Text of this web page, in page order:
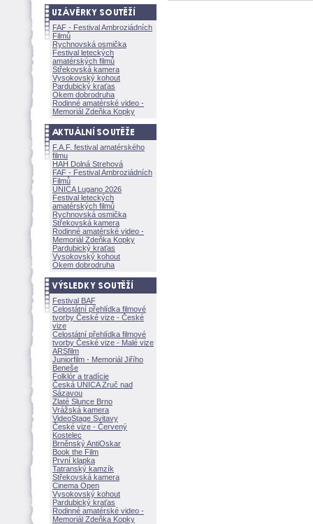
FAF - Festival Ambroziádních
Filmů
Rychnovská osmička
Festival leteckých
amatérských filmů
Střekovská kamera
Vysokovský kohout
Pardubický kraťas
Okem dobrodruha
Rodinné amatérské video -
Memoriál Zdeňka Kopky
F.A.F. festival amatérského
filmu
HAH Dolná Strehov
FAF - Festival Ambroziádních
Filmů
UNICA Lugano 2026
Festival leteckých
amatérských filmů
Rychnovská osmička
Střekovská kamera
Rodinné amatérské video -
Memoriál Zdeňka Kopky
Pardubický kraťas
Vysokovský kohout
Okem dobrodruha
Festival BAF
Celostátní přehlídka filmové
tvorby České vize - České
vize
Celostátní přehlídka filmové
tvorby České vize - Malé vize
ARSfilm
Juniorfilm - Memoriál Jiřího
Beneše
Folklór a tradície
Česká UNICA Zruč nad
Sázavou
Zlaté Slunce Brno
Vrážská kamera
VideoStage Svitavy
České vize - Červený
Kostelec
Brněnský AntiOskar
Book the Film
První klapka
Tatranský kamzík
Střekovská kamera
Cinema Open
Vysokovský kohout
Pardubický kraťas
Rodinné amatérské video -
Memoriál Zdeňka Kopky